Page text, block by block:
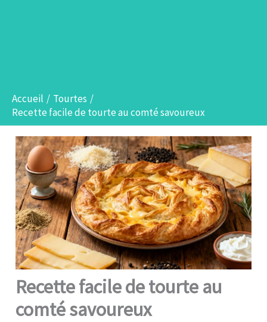
Accueil
Tourtes
Recette facile de tourte au comté savoureux
Recette facile de tourte au
comté savoureux